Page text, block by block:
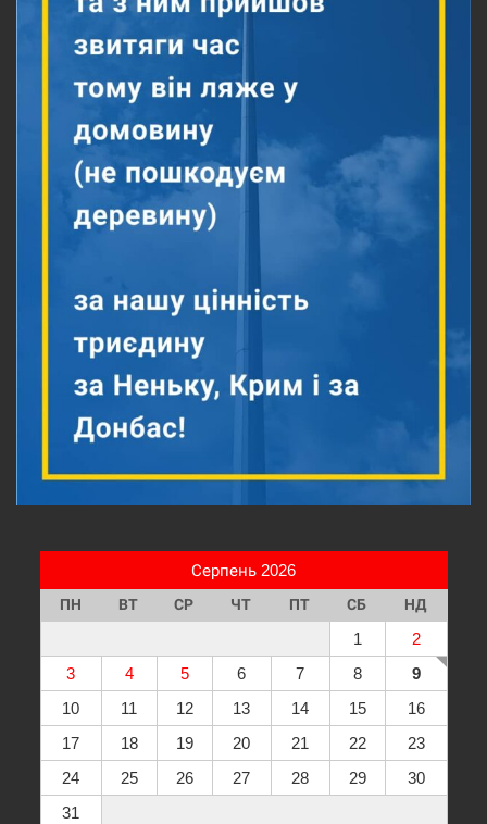
Серпень 2026
ПН ВТ СР ЧТ ПТ СБ НД
1
2
3
4 5 6 7 8
9
10
11 12 13 14 15
16
17
18 19 20 21 22
23
24
25 26 27 28 29
30
31